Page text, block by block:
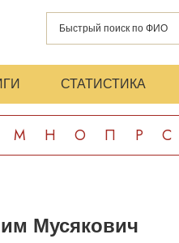
СТАТИСТИКА
М Н О П Р С
Мусякович